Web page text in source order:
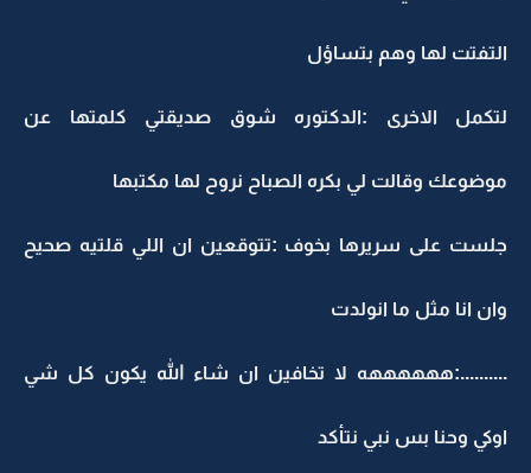
التفتت لها وهم بتساؤل
لتكمل الاخرى :الدكتوره شوق صديقتي كلمتها عن
موضوعك وقالت لي بكره الصباح نروح لها مكتبها
جلست على سريرها بخوف :تتوقعين ان اللي قلتيه صحيح
وان انا مثل ما انولدت
..........:ههههههه لا تخافين ان شاء الله يكون كل شي
اوكي وحنا بس نبي نتأكد